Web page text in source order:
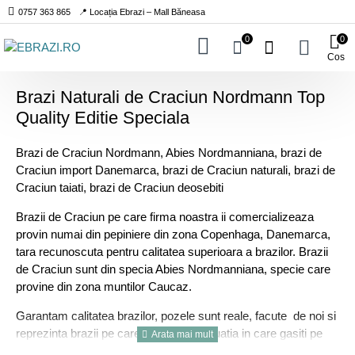
0757 363 865 📍 Locația Ebrazi – Mall Băneasa
0
Cos
0
Brazi Naturali de Craciun Nordmann Top
Quality Editie Speciala
Brazi de Craciun Nordmann, Abies Nordmanniana, brazi de
Craciun import Danemarca, brazi de Craciun naturali, brazi de
Craciun taiati, brazi de Craciun deosebiti
Brazii de Craciun pe care firma noastra ii comercializeaza
provin numai din pepiniere din zona Copenhaga, Danemarca,
tara recunoscuta pentru calitatea superioara a brazilor. Brazii
de Craciun sunt din specia Abies Nordmanniana, specie care
provine din zona muntilor Caucaz.
Garantam calitatea brazilor, pozele sunt reale, facute de noi si
reprezinta brazii pe care ii livram. In situatia in care gasiti pe